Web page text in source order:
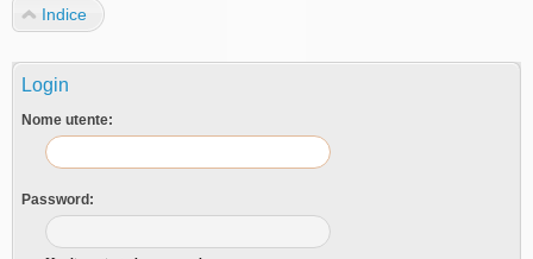
Indice
Login
Nome utente:
Password: